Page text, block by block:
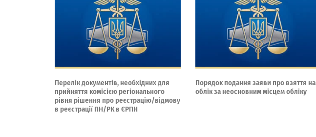
Перелік документів, необхідних для
прийняття комісією регіонального
рівня рішення про реєстрацію/відмову
в реєстрації ПН/РК в ЄРПН
Порядок подання заяви про взяття на
облік за неосновним місцем обліку